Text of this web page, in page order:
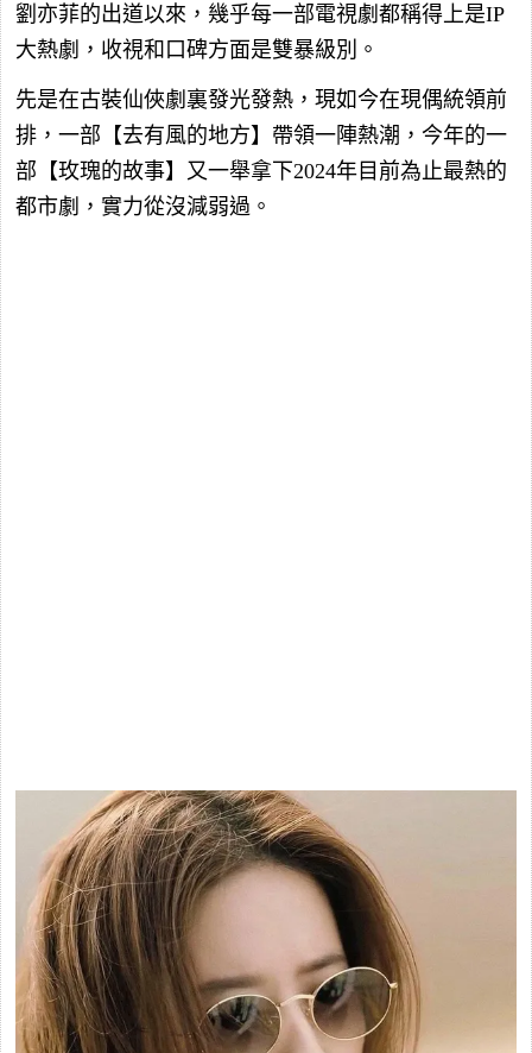
劉亦菲的出道以來，幾乎每一部電視劇都稱得上是IP
大熱劇，收視和口碑方面是雙暴級別。
先是在古裝仙俠劇裏發光發熱，現如今在現偶統領前
排，一部【去有風的地方】帶領一陣熱潮，今年的一
部【玫瑰的故事】又一舉拿下2024年目前為止最熱的
都市劇，實力從沒減弱過。